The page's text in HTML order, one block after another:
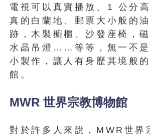
電視可以真實播放、1 公分
真的白蘭地、郵票大小般的
跡，木製櫥櫃、沙發座椅，磁
水晶吊燈……等等，無一不是
小製作，讓人有身歷其境般
館。
MWR 世界宗教博物館
對於許多人來說，MWR世界